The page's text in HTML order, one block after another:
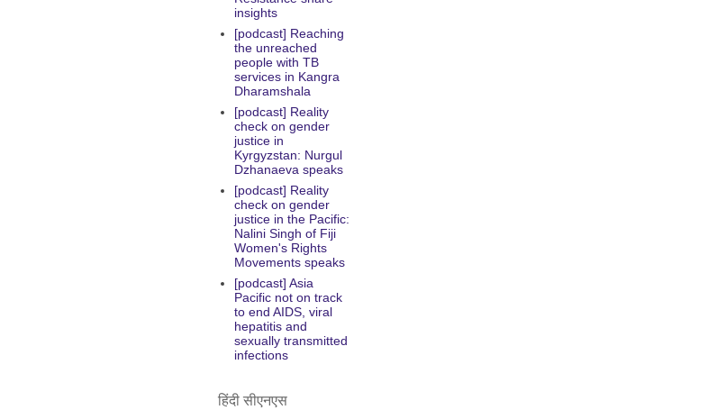
insights
[podcast] Reaching
the unreached
people with TB
services in Kangra
Dharamshala
[podcast] Reality
check on gender
justice in
Kyrgyzstan: Nurgul
Dzhanaeva speaks
[podcast] Reality
check on gender
justice in the Pacific:
Nalini Singh of Fiji
Women's Rights
Movements speaks
[podcast] Asia
Pacific not on track
to end AIDS, viral
hepatitis and
sexually transmitted
infections
हिंदी सीएनएस